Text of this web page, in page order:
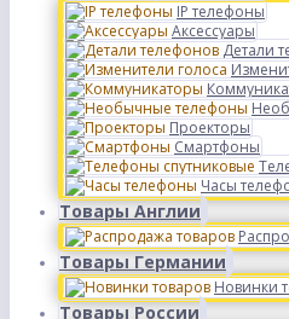
IP телефоны
Аксессуары
Детали
Проекторы
Смартфоны
Часы
Товары Англии
Товары Германии
Новинки
Товары России